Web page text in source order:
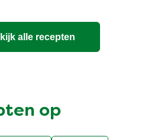
alle recepten
op